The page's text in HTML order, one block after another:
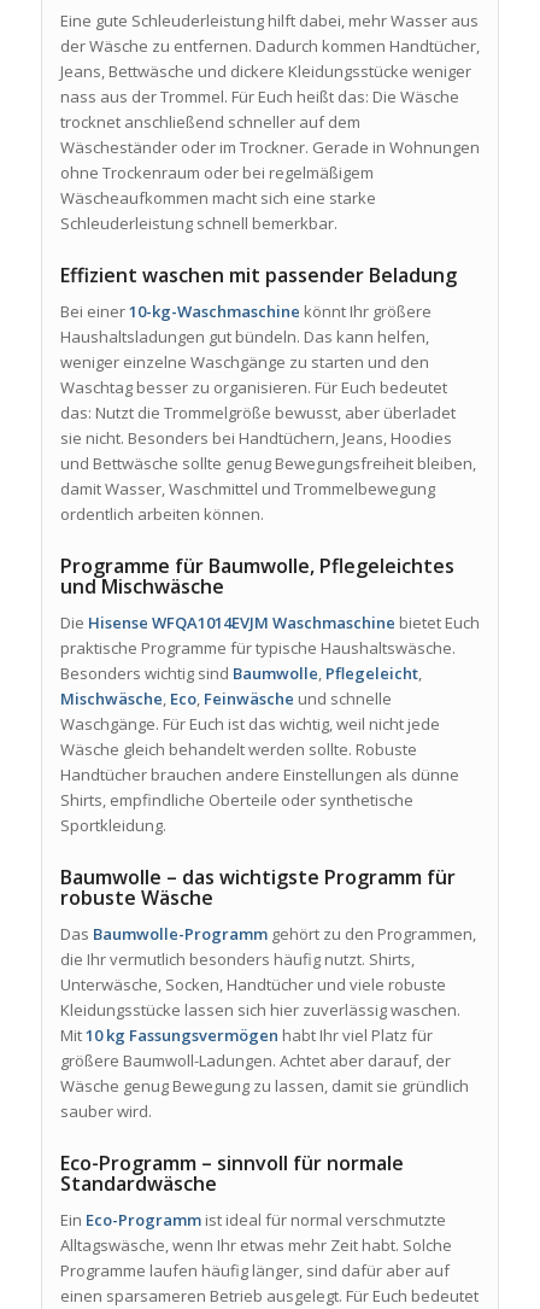
Eine gute Schleuderleistung hilft dabei, mehr Wasser aus
der Wäsche zu entfernen. Dadurch kommen Handtücher,
Jeans, Bettwäsche und dickere Kleidungsstücke weniger
nass aus der Trommel. Für Euch heißt das: Die Wäsche
trocknet anschließend schneller auf dem
Wäscheständer oder im Trockner. Gerade in Wohnungen
ohne Trockenraum oder bei regelmäßigem
Wäscheaufkommen macht sich eine starke
Schleuderleistung schnell bemerkbar.
Effizient waschen mit passender Beladung
Bei einer10-kg-Waschmaschine könnt Ihr größere
Haushaltsladungen gut bündeln. Das kann helfen,
weniger einzelne Waschgänge zu starten und den
Waschtag besser zu organisieren. Für Euch bedeutet
das: Nutzt die Trommelgröße bewusst, aber überladet
sie nicht. Besonders bei Handtüchern, Jeans, Hoodies
und Bettwäsche sollte genug Bewegungsfreiheit bleiben,
damit Wasser, Waschmittel und Trommelbewegung
ordentlich arbeiten können.
Programme für Baumwolle, Pflegeleichtes
und Mischwäsche
Die Hisense WFQA1014EVJM Waschmaschine bietet Euch
praktische Programme für typische Haushaltswäsche.
Besonders wichtig sind Baumwolle, Pflegeleicht,
Mischwäsche, Eco, Feinwäsche und schnelle
Waschgänge. Für Euch ist das wichtig, weil nicht jede
Wäsche gleich behandelt werden sollte. Robuste
Handtücher brauchen andere Einstellungen als dünne
Shirts, empfindliche Oberteile oder synthetische
Sportkleidung.
Baumwolle – das wichtigste Programm für
robuste Wäsche
Das Baumwolle-Programmgehört zu den Programmen,
die Ihr vermutlich besonders häufig nutzt. Shirts,
Unterwäsche, Socken, Handtücher und viele robuste
Kleidungsstücke lassen sich hier zuverlässig waschen.
Mit10 kg Fassungsvermögen habt Ihr viel Platz für
größere Baumwoll-Ladungen. Achtet aber darauf, der
Wäsche genug Bewegung zu lassen, damit sie gründlich
sauber wird.
Eco-Programm – sinnvoll für normale
Standardwäsche
Ein Eco-Programmist ideal für normal verschmutzte
Alltagswäsche, wenn Ihr etwas mehr Zeit habt. Solche
Programme laufen häufig länger, sind dafür aber auf
einen sparsameren Betrieb ausgelegt. Für Euch bedeutet